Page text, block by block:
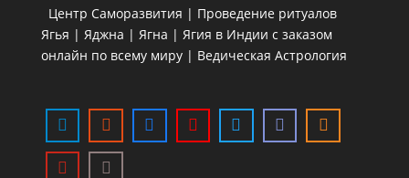
Центр Саморазвития | Проведение ритуалов
Ягья | Яджна | Ягна | Ягия в Индии с заказом
онлайн по всему миру | Ведическая Астрология